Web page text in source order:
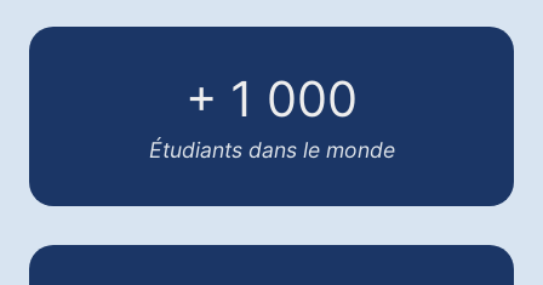
+ 1 000
Étudiants dans le monde